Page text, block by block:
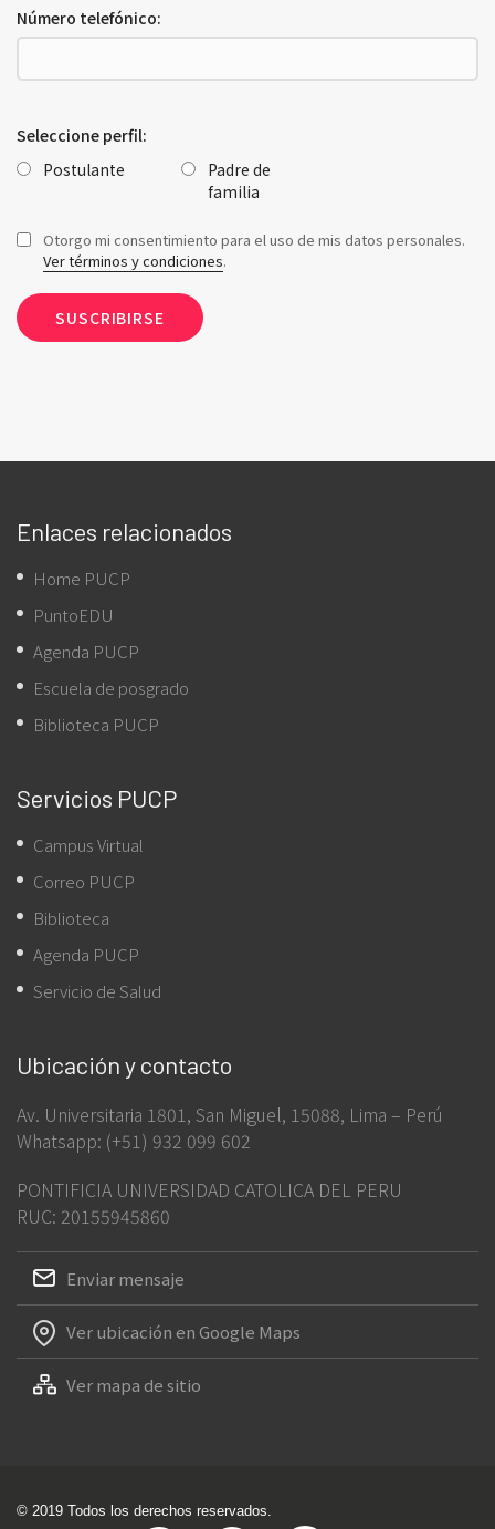
Número telefónico:
Seleccione perfil:
Postulante
Padre de
familia
Otorgo mi consentimiento para el uso de mis datos personales.
Ver términos y condiciones.
Enlaces relacionados
Home PUCP
PuntoEDU
Agenda PUCP
Escuela de posgrado
Biblioteca PUCP
Servicios PUCP
Campus Virtual
Correo PUCP
Biblioteca
Agenda PUCP
Servicio de Salud
Ubicación y contacto
Av. Universitaria 1801, San Miguel, 15088, Lima – Perú
Whatsapp: (+51) 932 099 602
PONTIFICIA UNIVERSIDAD CATOLICA DEL PERU
RUC: 20155945860
Enviar mensaje
Ver ubicación en Google Maps
Ver mapa de sitio
© 2019 Todos los derechos reservados.